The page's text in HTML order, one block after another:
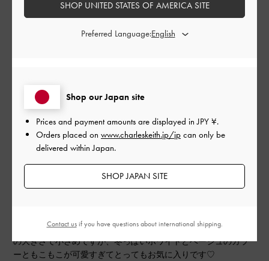
もっと見る
ご利用者様
冬っぽくてめちゃくちゃ可愛い
大きさはほんとに小さい財布とハンカチ、リップが入るくらい
の大きさで小さめですが、冬っぽいホワイトとベージュのカラ
ーともこもこが可愛すぎてとってもお気に入りです♡
2023-11-15
Shop our Japan site
Prices and payment amounts are displayed inJPY ¥.
Orders placed on www.charleskeith.jp/jp can only be
delivered within Japan.
SHOP JAPAN SITE
SHOP UNITED STATES OF AMERICA SITE
Preferred Language:
Contact usif you have questions about international shipping.